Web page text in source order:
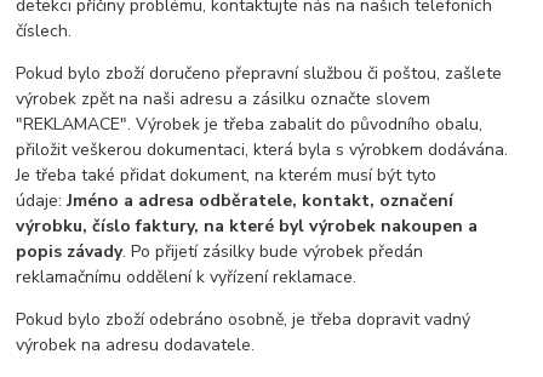
detekci příčiny problému, kontaktujte nás na našich telefoních
číslech.
Pokud bylo zboží doručeno přepravní službou či poštou, zašlete
výrobek zpět na naši adresu a zásilku označte slovem
"REKLAMACE". Výrobek je třeba zabalit do původního obalu,
přiložit veškerou dokumentaci, která byla s výrobkem dodávána.
Je třeba také přidat dokument, na kterém musí být tyto
údaje:Jméno a adresa odběratele, kontakt, označení
výrobku, číslo faktury, na které byl výrobek nakoupen a
popis závady. Po přijetí zásilky bude výrobek předán
reklamačnímu oddělení k vyřízení reklamace.
Pokud bylo zboží odebráno osobně, je třeba dopravit vadný
výrobek na adresu dodavatele.